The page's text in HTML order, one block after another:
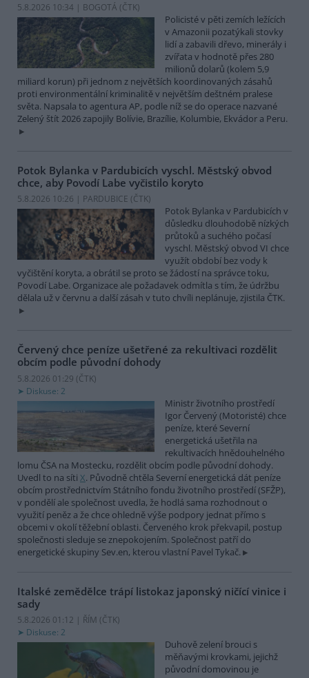
5.8.2026 10:34 | BOGOTÁ (ČTK)
Policisté v pěti zemích ležících
v Amazonii pozatýkali stovky
lidí a zabavili dřevo, minerály i
zvířata v hodnotě přes 280
milionů dolarů (kolem 5,9
miliard korun) při jednom z největších koordinovaných zásahů
proti environmentální kriminalitě v největším deštném pralese
světa. Napsala to agentura AP, podle níž se do operace nazvané
Zelený štít 2026 zapojily Bolívie, Brazílie, Kolumbie, Ekvádor a Peru.
Potok Bylanka v Pardubicích vyschl. Městský obvod
chce, aby Povodí Labe vyčistilo koryto
5.8.2026 10:26 | PARDUBICE (ČTK)
Potok Bylanka v Pardubicích v
důsledku dlouhodobě nízkých
průtoků a suchého počasí
vyschl. Městský obvod VI chce
využít období bez vody k
vyčištění koryta, a obrátil se proto se žádostí na správce toku,
Povodí Labe. Organizace ale požadavek odmítla s tím, že údržbu
dělala už v červnu a další zásah v tuto chvíli neplánuje, zjistila ČTK.
Červený chce peníze ušetřené za rekultivaci rozdělit
obcím podle původní dohody
5.8.2026 01:29 (ČTK)
Diskuse: 2
Ministr životního prostředí
Igor Červený (Motoristé) chce
peníze, které Severní
energetická ušetřila na
rekultivacích hnědouhelného
lomu ČSA na Mostecku, rozdělit obcím podle původní dohody.
Uvedl to na síti X. Původně chtěla Severní energetická dát peníze
obcím prostřednictvím Státního fondu životního prostředí (SFŽP),
v pondělí ale společnost uvedla, že hodlá sama rozhodnout o
využití peněz a že chce ohledně výše podpory jednat přímo s
obcemi v okolí těžební oblasti. Červeného krok překvapil, postup
společnosti sleduje se znepokojením. Společnost patří do
energetické skupiny Sev.en, kterou vlastní Pavel Tykač.
Italské zemědělce trápí listokaz japonský ničící vinice i
sady
5.8.2026 01:12 | ŘÍM (ČTK)
Diskuse: 2
Duhově zelení brouci s
měňavými krovkami, jejichž
původní domovinou je